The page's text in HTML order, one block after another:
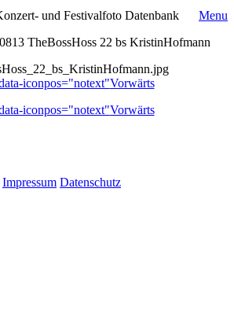
und Festivalfoto Datenbank
Menu
TheBossHoss 22 bs KristinHofmann
iconpos="notext"Vorwärts
iconpos="notext"Vorwärts
Impressum Datenschutz